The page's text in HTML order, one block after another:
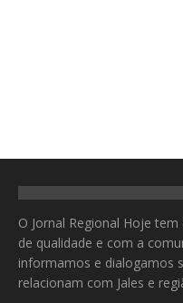
O Jornal Regional Hoje
de qualidade e com a
informamos e dialogamos
relacionam com Jales e